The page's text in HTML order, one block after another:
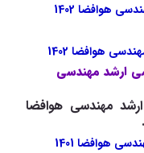
هوافضا 1402
هوافضا 1402
ارشد مهندسی
ارشد مهندسی هوافضا
هوافضا 1401